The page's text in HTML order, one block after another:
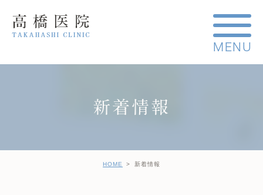
新着情報
HOME 新着情報